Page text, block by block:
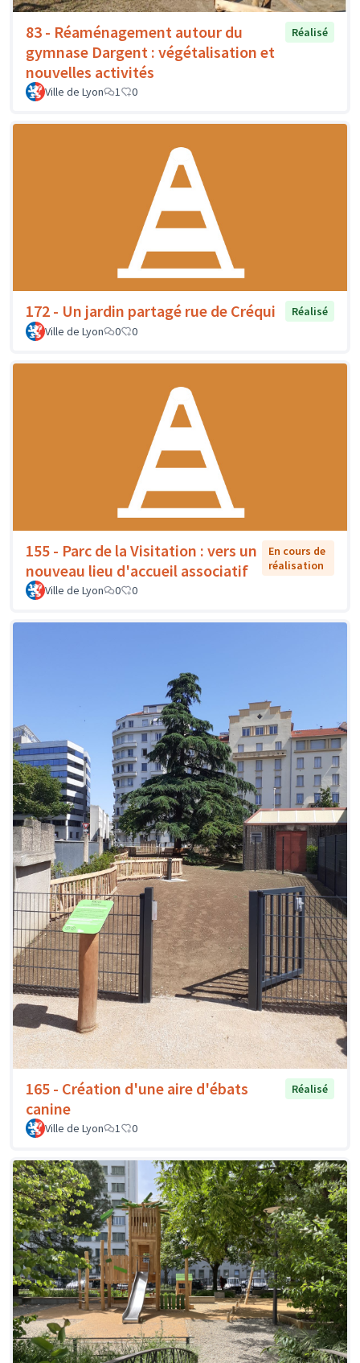
83 - Réaménagement autour du
gymnase Dargent : végétalisation et
nouvelles activités
Réalisé
Ville de Lyon 1 0
172 - Un jardin partagé rue de Créqui
Réalisé
Ville de Lyon
0 0
155 - Parc de la Visitation : vers un
nouveau lieu d'accueil associatif
En cours de
réalisation
Ville de Lyon
0 0
165 - Création d'une aire d'ébats
canine
Réalisé
Ville de Lyon 1 0